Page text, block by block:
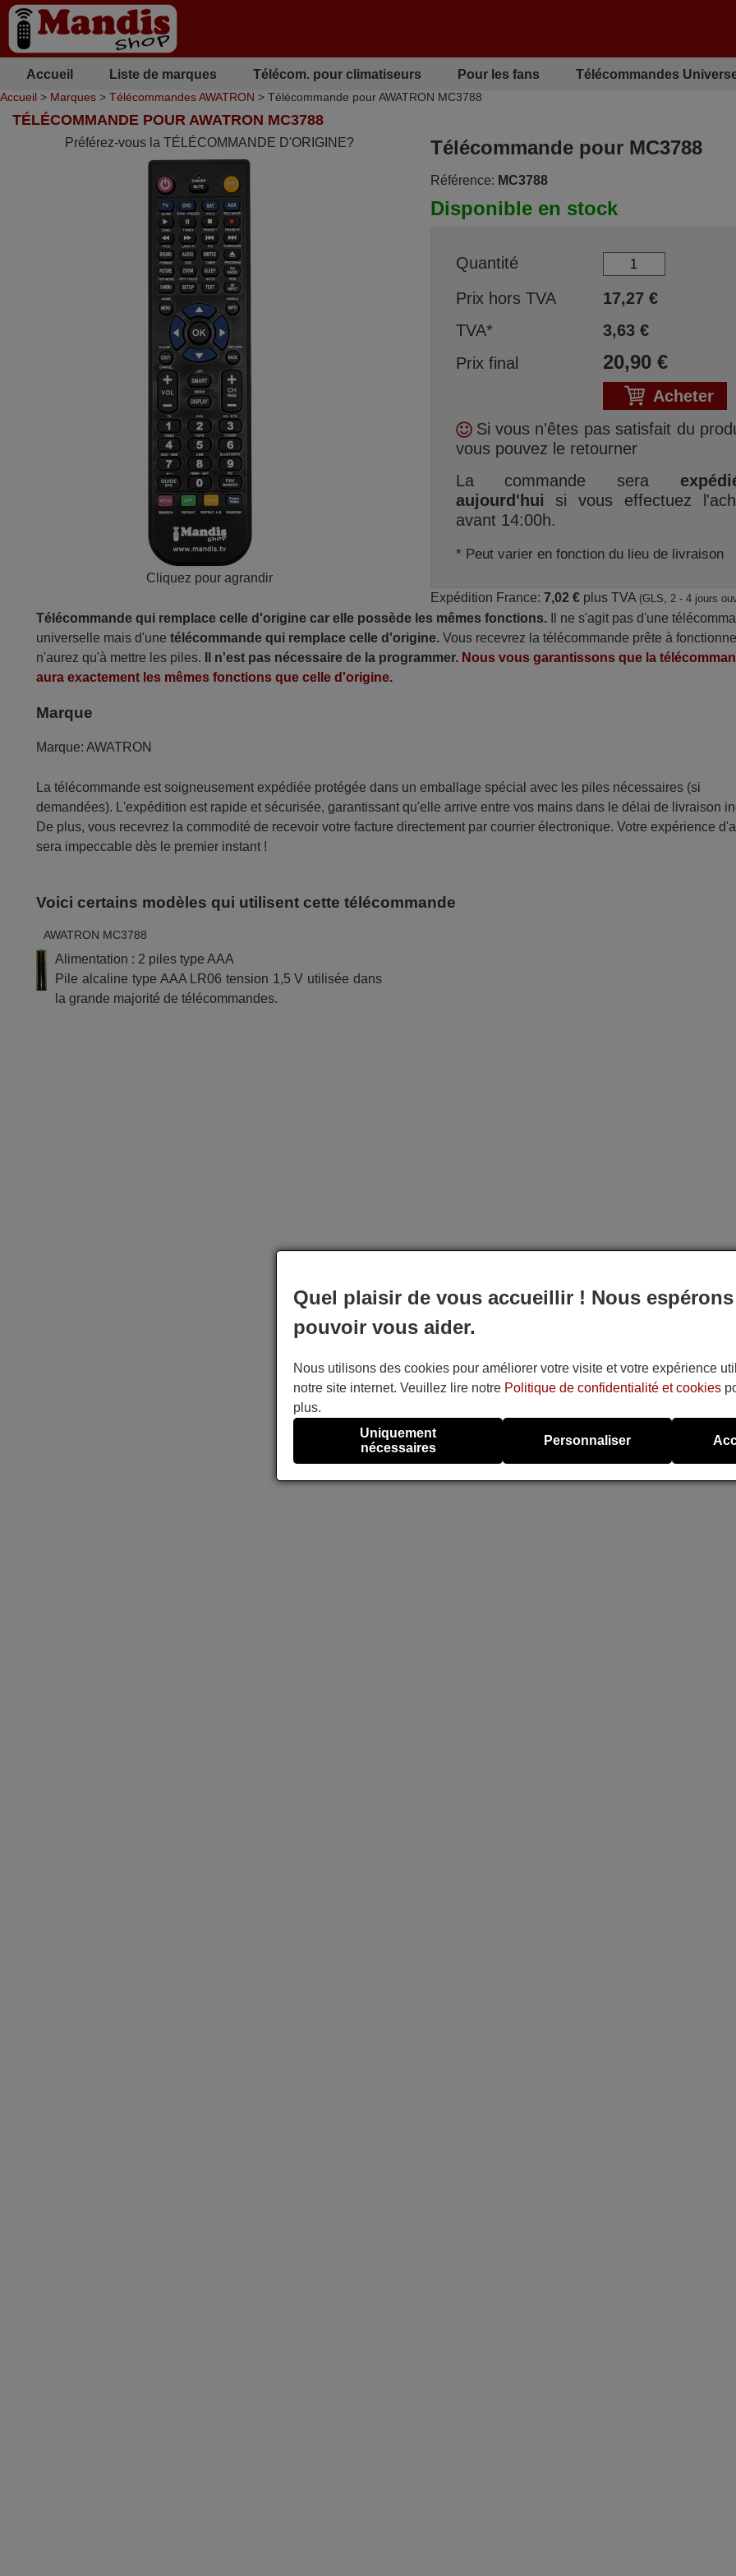
Accueil Liste de marques Télécom. pour climatiseurs Pour les fans Télécommandes
Accueil > Marques > Télécommandes AWATRON > Télécommande pour AWATRON MC3788
TÉLÉCOMMANDE POUR AWATRON MC3788
Préférez-vous la TÉLÉCOMMANDE D'ORIGINE?
Cliquez pour agrandir
Télécommande pour MC3788
Référence: MC3788
Disponible en stock
Quantité
Prix hors TVA
17,27€
TVA*
3,63€
Prix final
20,90€
Acheter
Si vous n'êtes pas satisfait du
vous pouvez le retourner
La commande sera
aujourd'hui si vous effectuez
avant 14:00h.
* Peut varier en fonction du lieu de livraison
Expédition France: 7,02 €plus TVA (GLS, 2 - 4 jours
Télécommande qui remplace celle d'origine car elle possède les mêmes fonctions. Il ne s'agit pas d'une
universelle mais d'unetélécommande qui remplace celle d'origine. Vous recevrez la télécommande prête à
n'aurez qu'à mettre les piles.
Il n'est pas nécessaire de la programmer. Nous vous garantissons que la
aura exactement les mêmes fonctions que celle d'origine.
Marque
Marque: AWATRON
La télécommande est soigneusement expédiée protégée dans un emballage spécial avec les piles nécessaires (si
demandées). L'expédition est rapide et sécurisée, garantissant qu'elle arrive entre vos mains dans le délai de livraison
De plus, vous recevrez la commodité de recevoir votre facture directement par courrier électronique. Votre expérience
sera impeccable dès le premier instant !
Voici certains modèles qui utilisent cette télécommande
AWATRON MC3788
Alimentation : 2 piles type AAA
Pile alcaline type AAA LR06 tension 1,5 V utilisée dans
la grande majorité de télécommandes.
Quel plaisir de vous accueillir ! Nous espérons
pouvoir vous aider.
Nous utilisons des cookies pour améliorer votre visite et votre expérience
notre site internet. Veuillez lire notre Politique de confidentialité et cookies
plus.
Uniquement
nécessaires
Personnaliser